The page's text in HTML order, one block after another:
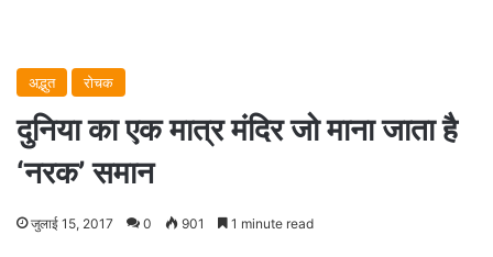
अद्भुत रोचक
दुनिया का एक मात्र मंदिर जो माना जाता है
‘नरक’ समान
जुलाई 15, 2017 0 901 1 minute read